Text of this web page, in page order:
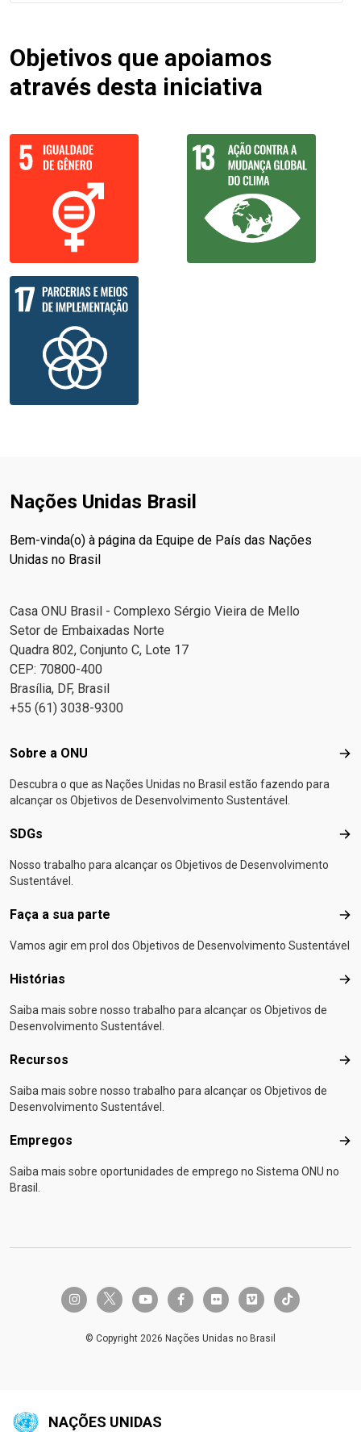
Objetivos que apoiamos
através desta iniciativa
Nações Unidas Brasil
Bem-vinda(o) à página da Equipe de País das Nações
Unidas no Brasil
Casa ONU Brasil - Complexo Sérgio Vieira de Mello
Setor de Embaixadas Norte
Quadra 802, Conjunto C, Lote 17
CEP: 70800-400
Brasília, DF, Brasil
+55 (61) 3038-9300
Footer menu
Sobre a ONU
Descubra o que as Nações Unidas no Brasil estão fazendo para
alcançar os Objetivos de Desenvolvimento Sustentável.
SDGs
Nosso trabalho para alcançar os Objetivos de Desenvolvimento
Sustentável.
Faça a sua parte
Vamos agir em prol dos Objetivos de Desenvolvimento Sustentável
Histórias
Saiba mais sobre nosso trabalho para alcançar os Objetivos de
Desenvolvimento Sustentável.
Recursos
Saiba mais sobre nosso trabalho para alcançar os Objetivos de
Desenvolvimento Sustentável.
Empregos
Saiba mais sobre oportunidades de emprego no Sistema ONU no
Brasil.
instagramtwitter-x youtube facebook-fflickr vimeo tiktok
© Copyright 2026 Nações Unidas no Brasil
NAÇÕES UNIDAS